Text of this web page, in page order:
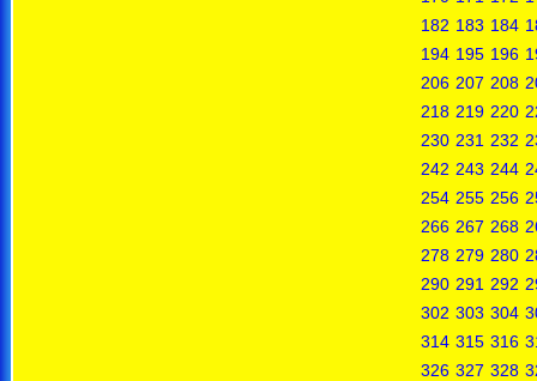
182 183 184
194 195 196
206 207 208
218 219 220
230 231 232
242 243 244
254 255 256
266 267 268
278 279 280
290 291 292
302 303 304
314 315 316
326 327 328